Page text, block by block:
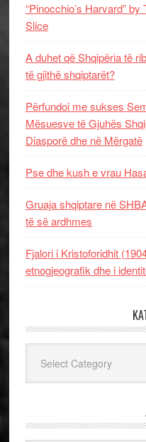
“Pinocchio’s Harvard”
Slice
A duhet që Shqipëria të
të gjithë shqiptarët?
Përfundoi me sukses
Mësuesve të Gjuhës
Diasporë dhe në Mërgatë
Pse dhe kush e vrau
Gruaja shqiptare në
të së ardhmes
Fjalori i Kristoforidhit
etnogjeografik dhe i